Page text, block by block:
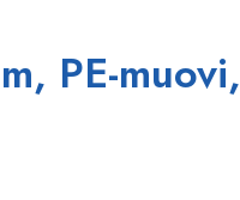
Lasipullot
PE-muovi,